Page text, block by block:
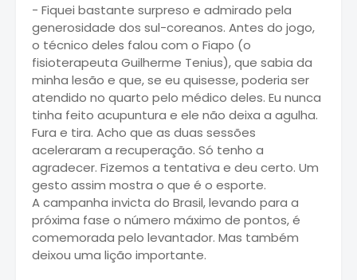
- Fiquei bastante surpreso e admirado pela
generosidade dos sul-coreanos. Antes do jogo,
o técnico deles falou com o Fiapo (o
fisioterapeuta Guilherme Tenius), que sabia da
minha lesão e que, se eu quisesse, poderia ser
atendido no quarto pelo médico deles. Eu nunca
tinha feito acupuntura e ele não deixa a agulha.
Fura e tira. Acho que as duas sessões
aceleraram a recuperação. Só tenho a
agradecer. Fizemos a tentativa e deu certo. Um
gesto assim mostra o que é o esporte.
A campanha invicta do Brasil, levando para a
próxima fase o número máximo de pontos, é
comemorada pelo levantador. Mas também
deixou uma lição importante.